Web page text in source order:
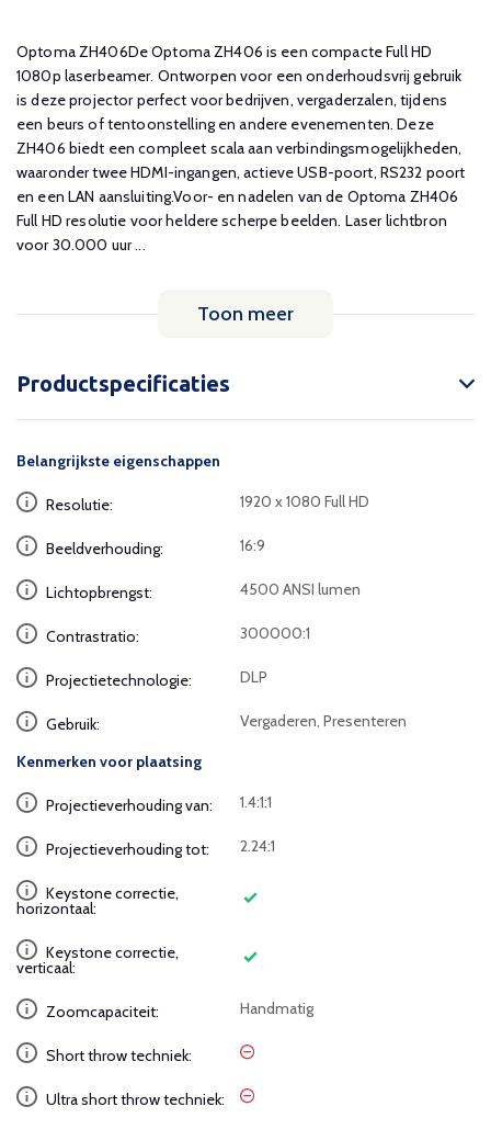
Optoma ZH406De Optoma ZH406 is een compacte Full HD
1080p laserbeamer. Ontworpen voor een onderhoudsvrij gebruik
is deze projector perfect voor bedrijven, vergaderzalen, tijdens
een beurs of tentoonstelling en andere evenementen. Deze
ZH406 biedt een compleet scala aan verbindingsmogelijkheden,
waaronder twee HDMI-ingangen, actieve USB-poort, RS232 poort
en een LAN aansluiting.Voor- en nadelen van de Optoma ZH406
Full HD resolutie voor heldere scherpe beelden. Laser lichtbron
voor 30.000 uur ...
Toon meer
Productspecificaties
Belangrijkste eigenschappen
Resolutie: 1920 x 1080 Full HD
Beeldverhouding: 16:9
Lichtopbrengst: 4500 ANSI lumen
Contrastratio: 300000:1
Projectietechnologie: DLP
Gebruik: Vergaderen, Presenteren
Kenmerken voor plaatsing
Projectieverhouding van: 1.4:1:1
Projectieverhouding tot: 2.24:1
Keystone correctie,
horizontaal:
Keystone correctie,
verticaal:
Zoomcapaciteit: Handmatig
Short throw techniek:
Ultra short throw techniek: